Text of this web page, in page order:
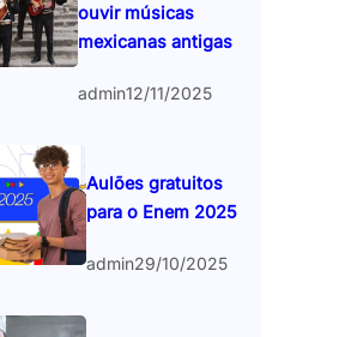
ouvir músicas
mexicanas antigas
admin12/11/2025
Aulões gratuitos
para o Enem 2025
admin29/10/2025